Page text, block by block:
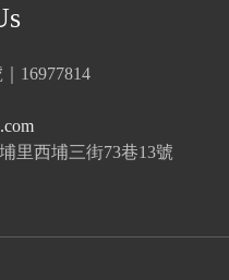
16977814
里西埔三街73巷13號